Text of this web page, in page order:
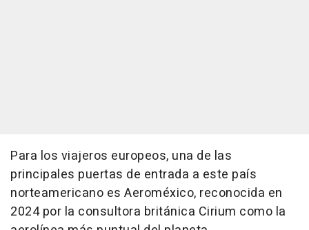
Para los viajeros europeos, una de las
principales puertas de entrada a este país
norteamericano es Aeroméxico, reconocida en
2024 por la consultora británica Cirium como la